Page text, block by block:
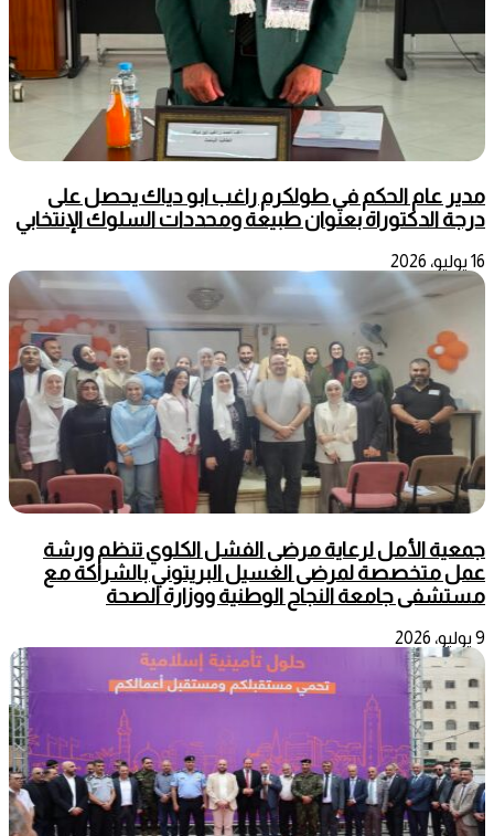
مدير عام الحكم في طولكرم راغب ابو دياك يحصل على
درجة الدكتوراة بعنوان طبيعة ومحددات السلوك الإنتخابي
16 يوليو، 2026
جمعية الأمل لرعاية مرضى الفشل الكلوي تنظم ورشة
عمل متخصصة لمرضى الغسيل البريتوني بالشراكة مع
مستشفى جامعة النجاح الوطنية ووزارة الصحة
9 يوليو، 2026